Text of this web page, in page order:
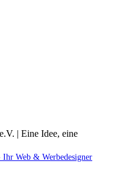
| Eine Idee, eine
Ihr Web & Werbedesigner